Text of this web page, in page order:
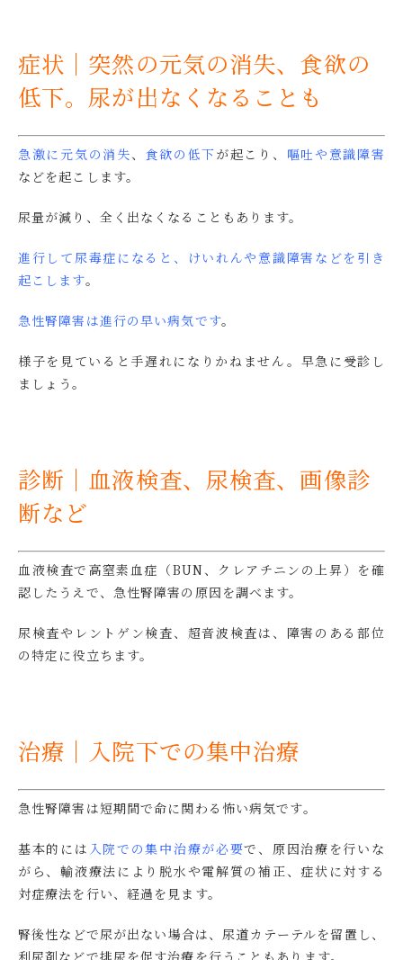
症状｜突然の元気の消失、食欲の
低下。尿が出なくなることも
急激に元気の消失、 食欲の低下が起こり、 嘔吐や意識障害
などを起こします。
尿量が減り、全く出なくなることもあります。
進行して尿毒症になると、けいれんや意識障害などを引き
起こしま す。
急性腎障害は進行の早い病気です。
様子を見ていると手遅れになりかねません。早急に受診し
ましょう。
診断｜血液検査、尿検査、画像診
断など
血液検査で高窒素血症（BUN、クレアチニンの上昇）を確
認したうえで、急性腎障害の原因を調べます。
尿検査やレントゲン検査、超音波検査は、障害のある部位
の特定に役立ちます。
治療｜入院下での集中治療
急性腎障害は短期間で命に関わる怖い病気です。
基本的には 入院での集中治療が必要で、 原因治療を行いな
がら、輸液療法により脱水や電解質の補正、症状に対する
対症療法を行い、経過を見ます。
腎後性などで尿が出ない場合は、尿道カテーテルを留置し、
利尿剤などで排尿を促す治療を行うこともあります。